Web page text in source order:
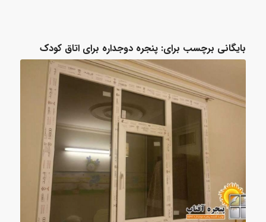
بایگانی برچسب برای: پنجره دوجداره برای اتاق کودک